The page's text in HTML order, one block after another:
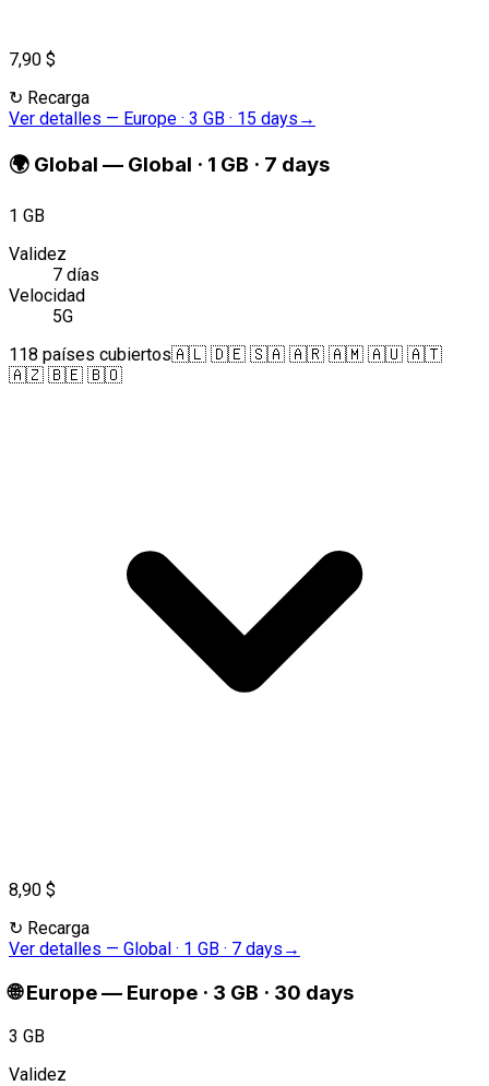
7,90 $
↻ Recarga
Ver detalles — Europe · 3 GB · 15 days →
🌍 Global — Global · 1 GB · 7 days
1 GB
Validez
7 días
Velocidad
5G
118 países cubiertos🇦🇱 🇩🇪 🇸🇦 🇦🇷 🇦🇲 🇦🇺 🇦🇹
🇦🇿 🇧🇪 🇧🇴
8,90 $
↻ Recarga
Ver detalles — Global · 1 GB · 7 days →
🌐 Europe— Europe · 3 GB · 30 days
3 GB
Validez